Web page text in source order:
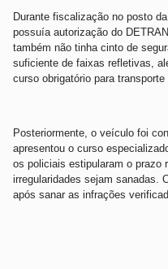
Durante fiscalização no posto
possuía autorização do
também não tinha cinto de
suficiente de faixas refletivas,
curso obrigatório para transporte
Posteriormente, o veículo foi
apresentou o curso
os policiais estipularam o prazo
irregularidades sejam sanadas.
após sanar as infrações